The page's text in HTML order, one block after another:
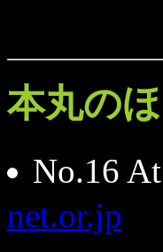
本丸の
No.16
net.or.jp